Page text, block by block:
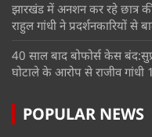
झारखंड में अनशन कर रहे छात्र की
राहुल गांधी ने प्रदर्शनकारियों
40 साल बाद बोफोर्स केस
घोटाले के आरोप से राजीव गांधी
POPULAR NEWS